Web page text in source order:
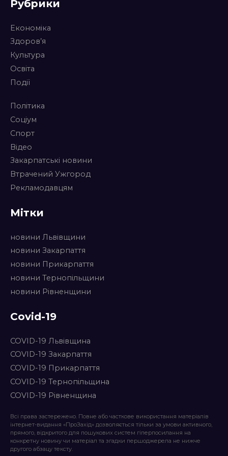
Рубрики
Економіка
Здоров’я
Культура
Освіта
Події
Політика
Соціум
Спорт
Відео
Закарпатські новини
Втрачений Ужгород
Рекламодавцям
Мітки
новини Львівщини
новини Закарпаття
новини Прикарпаття
новини Тернопільщини
новини Рівненщини
Covid-19
COVID-19 Львівщина
COVID-19 Закарпаття
COVID-19 Прикарпаття
COVID-19 Тернопільщина
COVID-19 Рівненщина
Всі права застережено. Повне або часткове використання матеріалів
інтернет-видання «ПроЗахід» дозволяється тільки за умови активного,
прямого, відкритого для пошукових систем гіперпосилання на
конкретну новину чи матеріал та згадки першоджерела не нижче
другого абзацу тексту.